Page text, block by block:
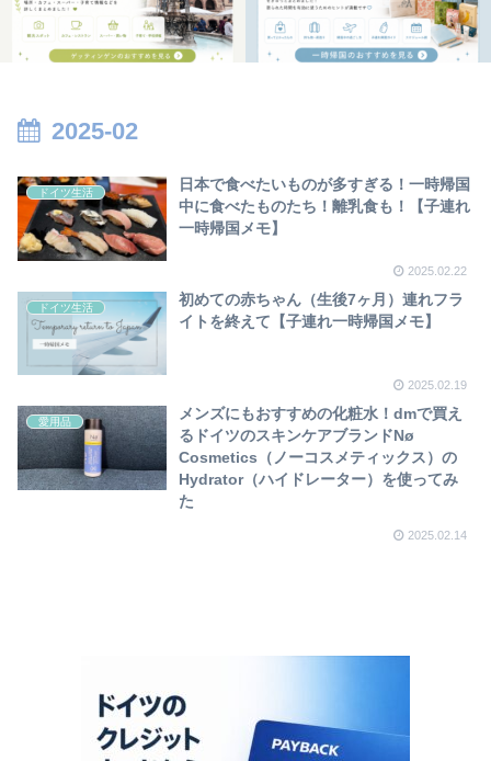
2025-02
ドイツ生活
日本で食べたいものが多すぎる！一時帰国
中に食べたものたち！離乳食も！【子連れ
一時帰国メモ】
2025.02.22
ドイツ生活
初めての赤ちゃん（生後7ヶ月）連れフラ
イトを終えて【子連れ一時帰国メモ】
2025.02.19
愛用品
メンズにもおすすめの化粧水！dmで買え
るドイツのスキンケアブランドNø
Cosmetics（ノーコスメティックス）の
Hydrator（ハイドレーター）を使ってみ
た
2025.02.14